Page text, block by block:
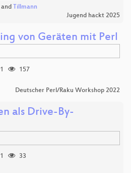
and Tillmann
Jugend hackt 2025
von Geräten mit Perl
157
Deutscher Perl/Raku Workshop 2022
als Drive-By-
33